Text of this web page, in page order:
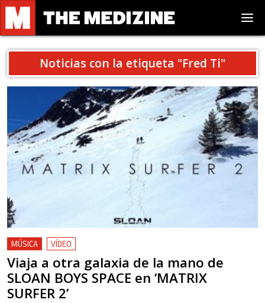
Noticias con la etiqueta "Fred Ti"
MÚSICA VÍDEO
Viaja a otra galaxia de la mano de
SLOAN BOYS SPACE en ‘MATRIX
SURFER 2’